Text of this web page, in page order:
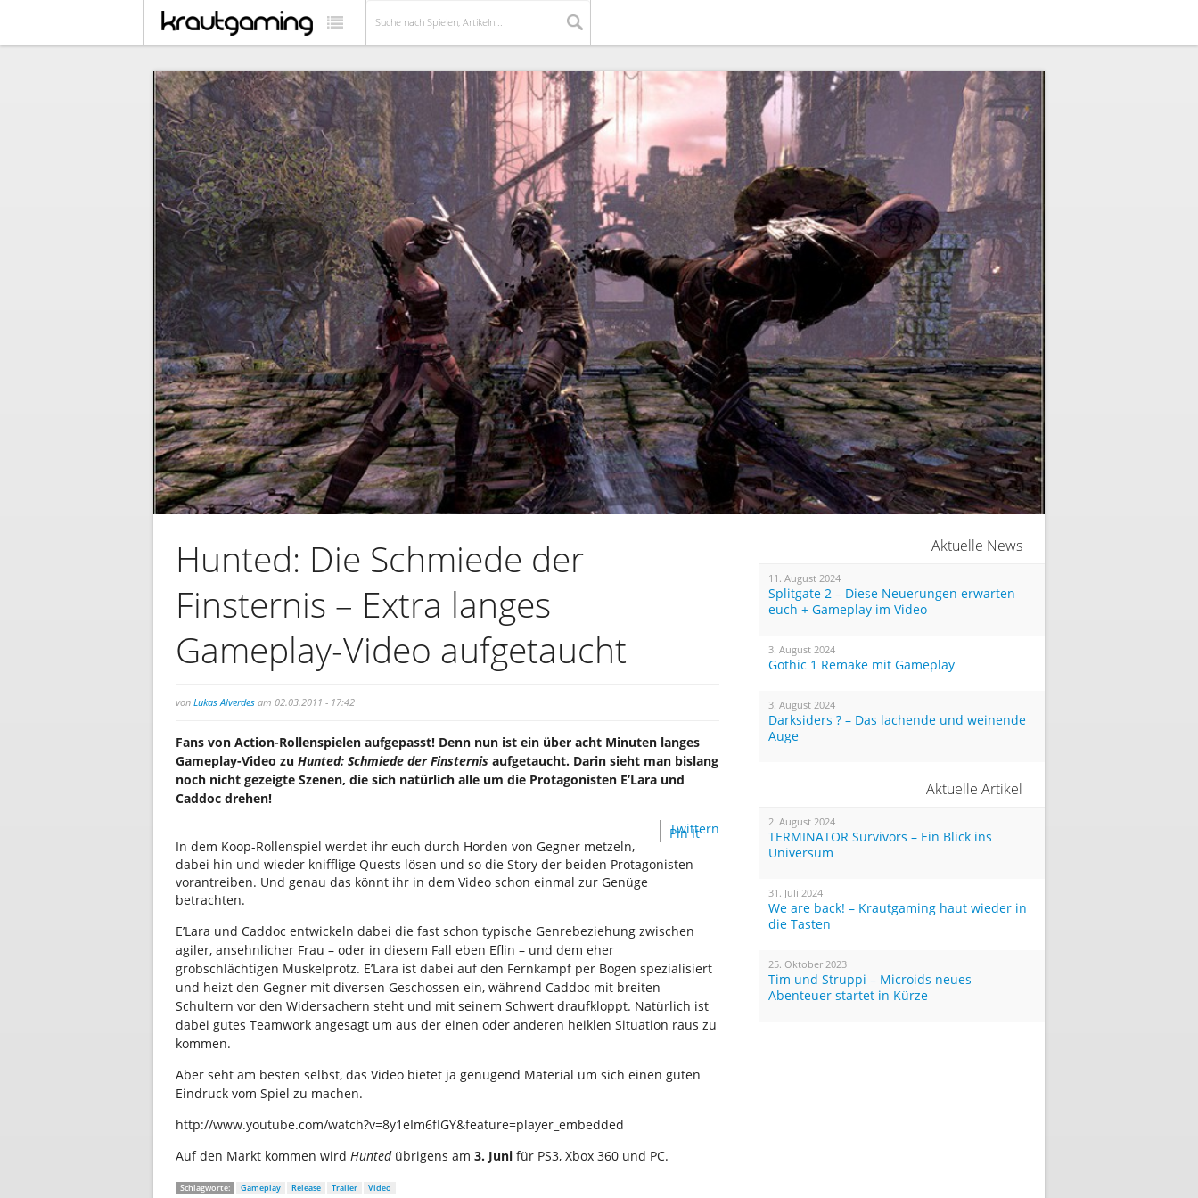
Hunted: Die Schmiede der
Finsternis – Extra langes
Gameplay-Video aufgetaucht
von Lukas Alverdes am 02.03.2011 - 17:42
Fans von Action-Rollenspielen aufgepasst! Denn nun ist ein über acht Minuten langes
Gameplay-Video zu Hunted: Schmiede der Finsternis aufgetaucht. Darin sieht man bislang
noch nicht gezeigte Szenen, die sich natürlich alle um die Protagonisten E’Lara und
Caddoc drehen!
Twittern
Pin It
In dem Koop-Rollenspiel werdet ihr euch durch Horden von Gegner metzeln,
dabei hin und wieder knifflige Quests lösen und so die Story der beiden Protagonisten
vorantreiben. Und genau das könnt ihr in dem Video schon einmal zur Genüge
betrachten.
E’Lara und Caddoc entwickeln dabei die fast schon typische Genrebeziehung zwischen
agiler, ansehnlicher Frau – oder in diesem Fall eben Eflin – und dem eher
grobschlächtigen Muskelprotz. E’Lara ist dabei auf den Fernkampf per Bogen spezialisiert
und heizt den Gegner mit diversen Geschossen ein, während Caddoc mit breiten
Schultern vor den Widersachern steht und mit seinem Schwert draufkloppt. Natürlich ist
dabei gutes Teamwork angesagt um aus der einen oder anderen heiklen Situation raus zu
kommen.
Aber seht am besten selbst, das Video bietet ja genügend Material um sich einen guten
Eindruck vom Spiel zu machen.
http://www.youtube.com/watch?v=8y1eIm6fIGY&feature=player_embedded
Auf den Markt kommen wird Hunted übrigens am 3. Juni für PS3, Xbox 360 und PC.
Schlagworte: Gameplay Release Trailer
Video
Aktuelle News
11. August 2024
Splitgate 2 – Diese Neuerungen erwarten
euch + Gameplay im Video
3. August 2024
Gothic 1 Remake mit Gameplay
3. August 2024
Darksiders ? – Das lachende und weinende
Auge
Aktuelle Artikel
2. August 2024
TERMINATOR Survivors – Ein Blick ins
Universum
31. Juli 2024
We are back! – Krautgaming haut wieder in
die Tasten
25. Oktober 2023
Tim und Struppi – Microids neues
Abenteuer startet in Kürze